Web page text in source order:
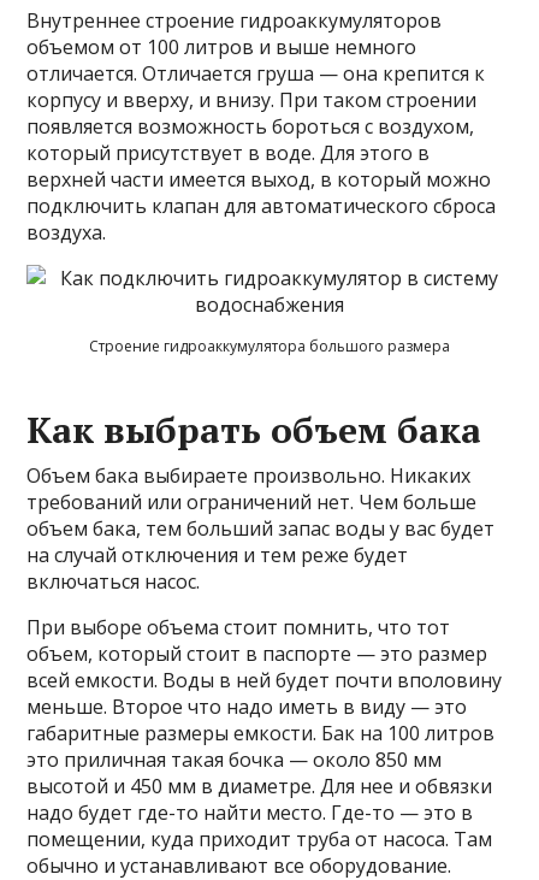
Внутреннее строение гидроаккумуляторов
объемом от 100 литров и выше немного
отличается. Отличается груша — она крепится к
корпусу и вверху, и внизу. При таком строении
появляется возможность бороться с воздухом,
который присутствует в воде. Для этого в
верхней части имеется выход, в который можно
подключить клапан для автоматического сброса
воздуха.
Строение гидроаккумулятора большого размера
Как выбрать объем бака
Объем бака выбираете произвольно. Никаких
требований или ограничений нет. Чем больше
объем бака, тем больший запас воды у вас будет
на случай отключения и тем реже будет
включаться насос.
При выборе объема стоит помнить, что тот
объем, который стоит в паспорте — это размер
всей емкости. Воды в ней будет почти вполовину
меньше. Второе что надо иметь в виду — это
габаритные размеры емкости. Бак на 100 литров
это приличная такая бочка — около 850 мм
высотой и 450 мм в диаметре. Для нее и обвязки
надо будет где-то найти место. Где-то — это в
помещении, куда приходит труба от насоса. Там
обычно и устанавливают все оборудование.